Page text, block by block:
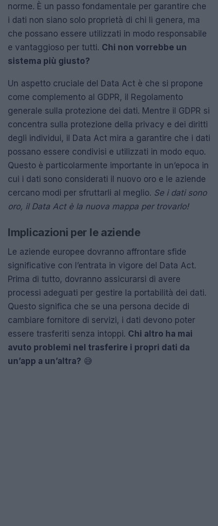
norme. È un passo fondamentale per garantire che
i dati non siano solo proprietà di chi li genera, ma
che possano essere utilizzati in modo responsabile
e vantaggioso per tutti. Chi non vorrebbe un
sistema più giusto?
Un aspetto cruciale del Data Act è che si propone
come complemento al GDPR, il Regolamento
generale sulla protezione dei dati. Mentre il GDPR si
concentra sulla protezione della privacy e dei diritti
degli individui, il Data Act mira a garantire che i dati
possano essere condivisi e utilizzati in modo equo.
Questo è particolarmente importante in un’epoca in
cui i dati sono considerati il nuovo oro e le aziende
cercano modi per sfruttarli al meglio. Se i dati sono
oro, il Data Act è la nuova mappa per trovarlo!
Implicazioni per le aziende
Le aziende europee dovranno affrontare sfide
significative con l’entrata in vigore del Data Act.
Prima di tutto, dovranno assicurarsi di avere
processi adeguati per gestire la portabilità dei dati.
Questo significa che se una persona decide di
cambiare fornitore di servizi, i dati devono poter
essere trasferiti senza intoppi. Chi altro ha mai
avuto problemi nel trasferire i propri dati da
un’app a un’altra? 😅